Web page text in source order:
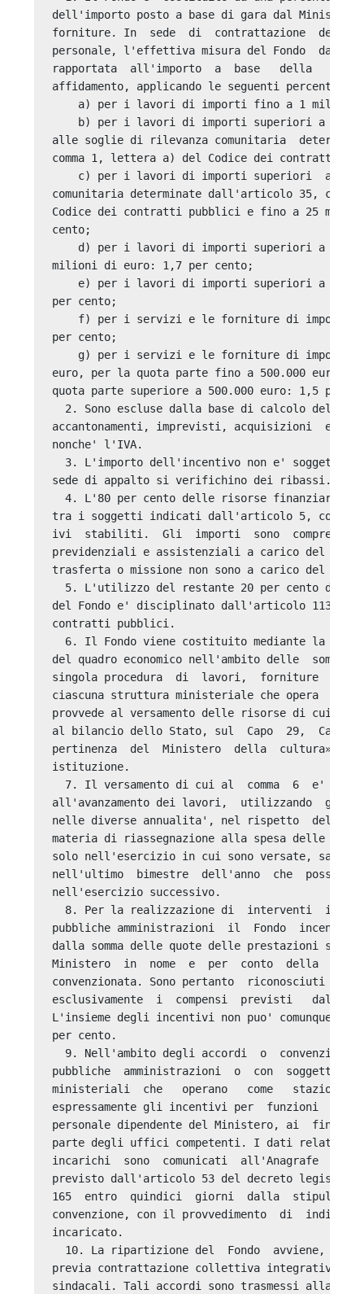
dell'importo posto a base di gara dal
forniture. In  sede  di  contrattazione
personale, l'effettiva misura del Fondo  da
rapportata  all'importo  a  base   della
affidamento, applicando le seguenti
a) per i lavori di importi fino a 1
b) per i lavori di importi superiori a 1
alle soglie di rilevanza comunitaria
comma 1, lettera a) del Codice dei contratti
c) per i lavori di importi superiori  alle
comunitaria determinate dall'articolo 35,
Codice dei contratti pubblici e fino a 25
cento;
d) per i lavori di importi superiori a 25
milioni di euro: 1,7 per cento;
e) per i lavori di importi superiori a 50
per cento;
f) per i servizi e le forniture di importi
per cento;
g) per i servizi e le forniture di importi
euro, per la quota parte fino a 500.000 euro:
quota parte superiore a 500.000 euro: 1,5 per
2. Sono escluse dalla base di calcolo
accantonamenti, imprevisti, acquisizioni  ed
nonche' l'IVA.
3. L'importo dell'incentivo non e' soggetto a
sede di appalto si verifichino dei ribassi.
4. L'80 per cento delle risorse finanziarie
tra i soggetti indicati dall'articolo 5, con
ivi  stabiliti.  Gli  importi  sono
previdenziali e assistenziali a carico del
trasferta o missione non sono a carico del
5. L'utilizzo del restante 20 per cento delle
del Fondo e' disciplinato dall'articolo 113,
contratti pubblici.
6. Il Fondo viene costituito mediante la sua
del quadro economico nell'ambito delle  somme
singola procedura  di  lavori,  forniture  o
ciascuna struttura ministeriale che opera
provvede al versamento delle risorse di cui ai
al bilancio dello Stato, sul  Capo  29,
pertinenza  del  Ministero  della  cultura»,
istituzione.
7. Il versamento di cui al  comma  6  e'
all'avanzamento dei lavori,  utilizzando  gli
nelle diverse annualita', nel rispetto  della
materia di riassegnazione alla spesa delle
solo nell'esercizio in cui sono versate, salvo
nell'ultimo  bimestre  dell'anno  che  possono
nell'esercizio successivo.
8. Per la realizzazione di  interventi  in
pubbliche amministrazioni  il  Fondo
dalla somma delle quote delle prestazioni
Ministero  in  nome  e  per  conto  della
convenzionata. Sono pertanto  riconosciuti  al
esclusivamente  i  compensi  previsti   dal
L'insieme degli incentivi non puo' comunque
per cento.
9. Nell'ambito degli accordi  o  convenzioni
pubbliche  amministrazioni  o  con
ministeriali  che   operano   come   stazione
espressamente gli incentivi per  funzioni
personale dipendente del Ministero, ai  fini
parte degli uffici competenti. I dati relativi
incarichi  sono  comunicati  all'Anagrafe
previsto dall'articolo 53 del decreto
165  entro  quindici  giorni  dalla  stipula
convenzione, con il provvedimento  di
incaricato.
10. La ripartizione del  Fondo  avviene,  con
previa contrattazione collettiva integrativa
sindacali. Tali accordi sono trasmessi alla